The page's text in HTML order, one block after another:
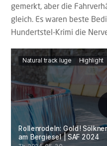
gemerkt, aber die
gleich. Es waren beste
Hundertstel-Krimi die